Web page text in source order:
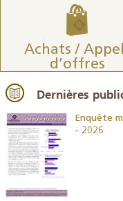
Achats /
d’offres
Dernières
Enquête
- 2026